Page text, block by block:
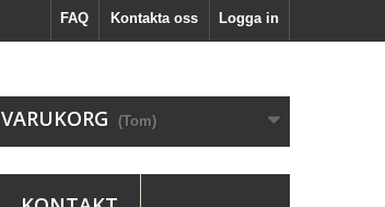
Logga in
Kontakta oss
FAQ
VARUKORG (Tom)